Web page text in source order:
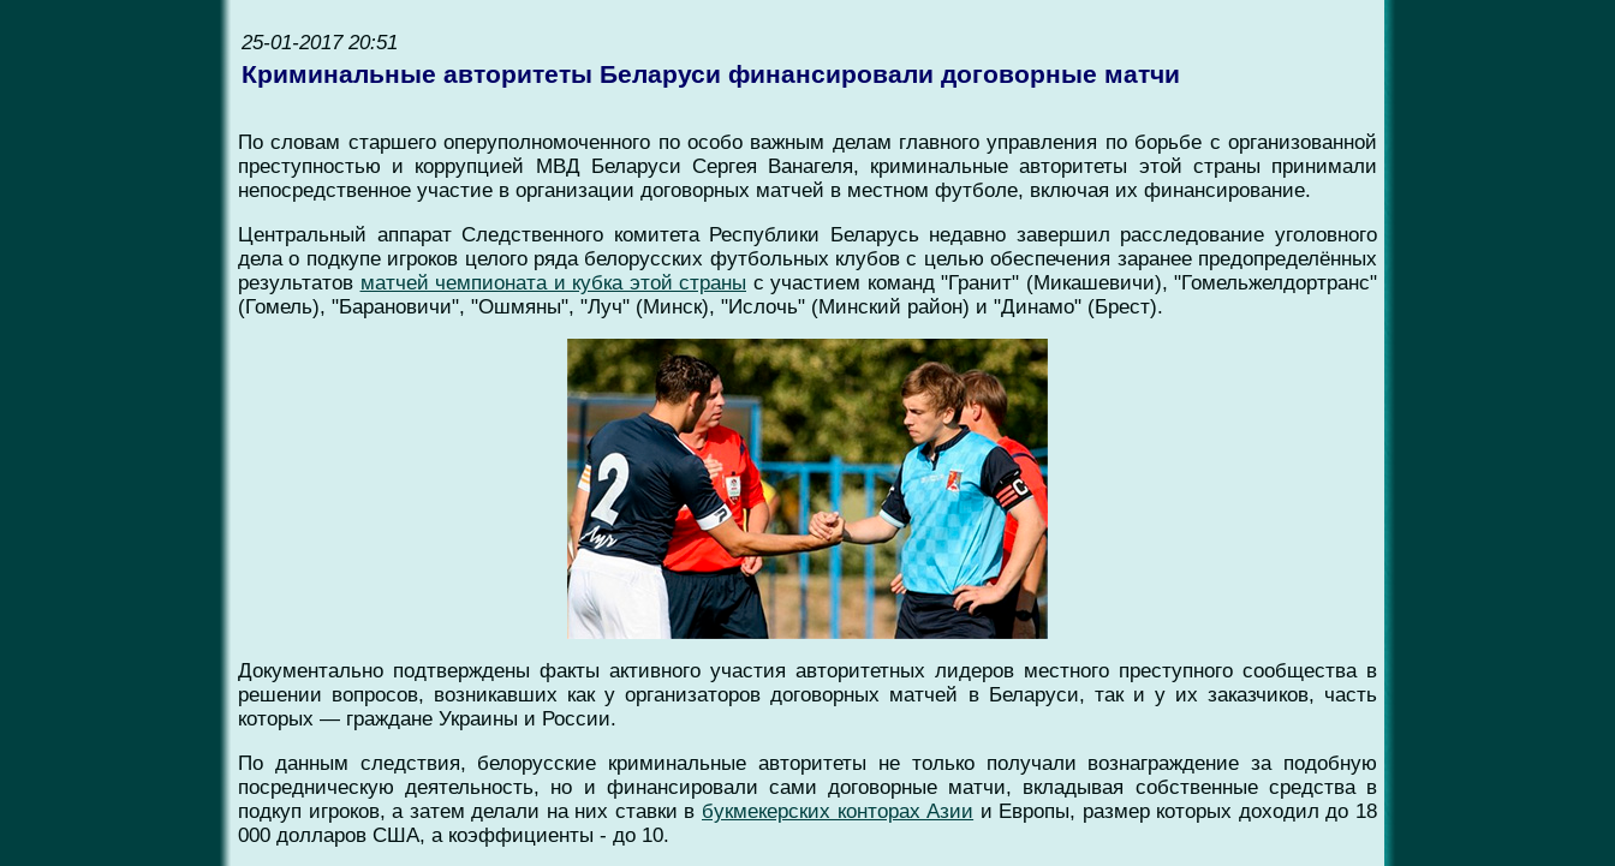
25-01-2017 20:51
Криминальные авторитеты Беларуси финансировали договорные матчи
По словам старшего оперуполномоченного по особо важным делам главного управления по борьбе с организованной
преступностью и коррупцией МВД Беларуси Сергея Ванагеля, криминальные авторитеты этой страны принимали
непосредственное участие в организации договорных матчей в местном футболе, включая их финансирование.
Центральный аппарат Следственного комитета Республики Беларусь недавно завершил расследование уголовного
дела о подкупе игроков целого ряда белорусских футбольных клубов с целью обеспечения заранее предопределённых
результатов матчей чемпионата и кубка этой страны с участием команд "Гранит" (Микашевичи), "Гомельжелдортранс"
(Гомель), "Барановичи", "Ошмяны", "Луч" (Минск), "Ислочь" (Минский район) и "Динамо" (Брест).
Документально подтверждены факты активного участия авторитетных лидеров местного преступного сообщества в
решении вопросов, возникавших как у организаторов договорных матчей в Беларуси, так и у их заказчиков, часть
которых — граждане Украины и России.
По данным следствия, белорусские криминальные авторитеты не только получали вознаграждение за подобную
посредническую деятельность, но и финансировали сами договорные матчи, вкладывая собственные средства в
подкуп игроков, а затем делали на них ставки в букмекерских конторах Азии и Европы, размер которых доходил до 18
000 долларов США, а коэффициенты - до 10.